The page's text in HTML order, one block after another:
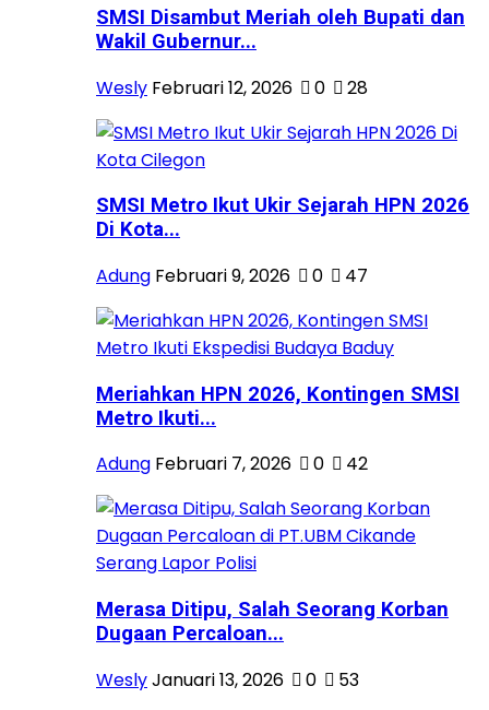
SMSI Disambut Meriah oleh Bupati dan
Wakil Gubernur...
Wesly Februari 12, 2026 0 28
SMSI Metro Ikut Ukir Sejarah HPN 2026
Di Kota...
Adung Februari 9, 2026 0 47
Meriahkan HPN 2026, Kontingen SMSI
Metro Ikuti...
Adung Februari 7, 2026 0 42
Merasa Ditipu, Salah Seorang Korban
Dugaan Percaloan...
WeslyJanuari 13, 2026 0
53